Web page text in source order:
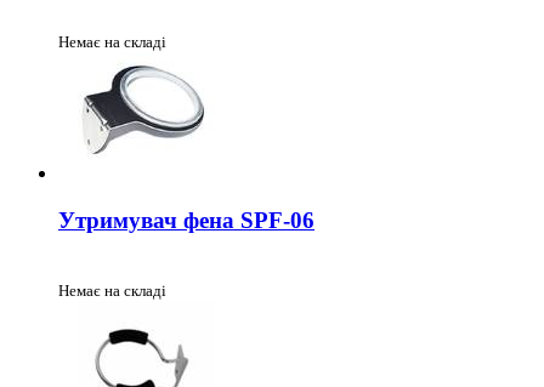
Немає на складі
Утримувач фена SPF-06
Немає на складі